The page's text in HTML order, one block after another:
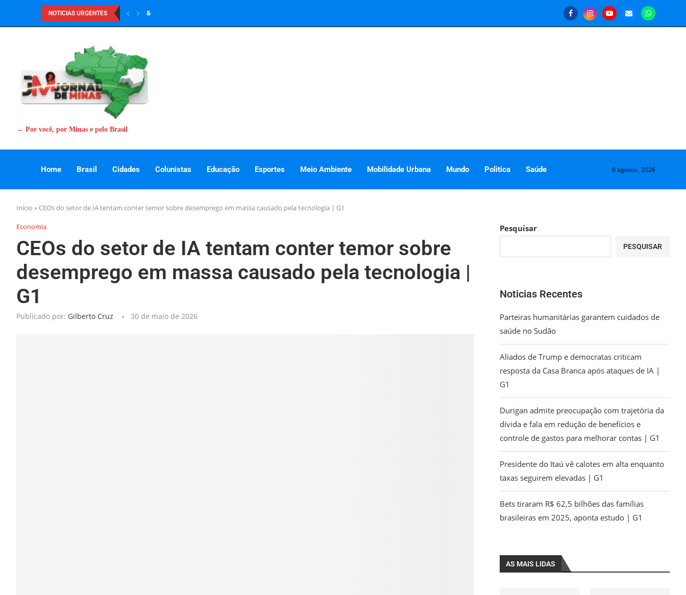
NOTICIAS URGENTES &
→ Por você, por Minas e pelo Brasil
Home Brasil Cidades Colunistas Educação Esportes Meio Ambiente Mobilidade Urbana Mundo Politica Saúde 6 agosto , 2026
Início » CEOs do setor de IA tentam conter temor sobre desemprego em massa causado pela tecnologia | G1
Economia
CEOs do setor de IA tentam conter temor sobre
desemprego em massa causado pela tecnologia |
G1
Publicado por: Gilberto Cruz 30 de maio de 2026
Pesquisar
PESQUISAR
Noticias Recentes
Parteiras humanitárias garantem cuidados de
saúde no Sudão
Aliados de Trump e democratas criticam
resposta da Casa Branca após ataques de IA |
G1
Durigan admite preocupação com trajetória da
dívida e fala em redução de benefícios e
controle de gastos para melhorar contas | G1
Presidente do Itaú vê calotes em alta enquanto
taxas seguirem elevadas | G1
Bets tiraram R$ 62,5 bilhões das famílias
brasileiras em 2025, aponta estudo | G1
AS MAIS LIDAS